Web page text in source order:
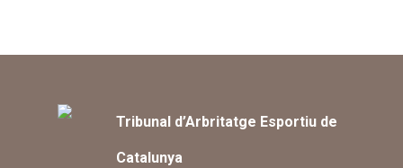
Tribunal d’Arbritatge Esportiu de
Catalunya